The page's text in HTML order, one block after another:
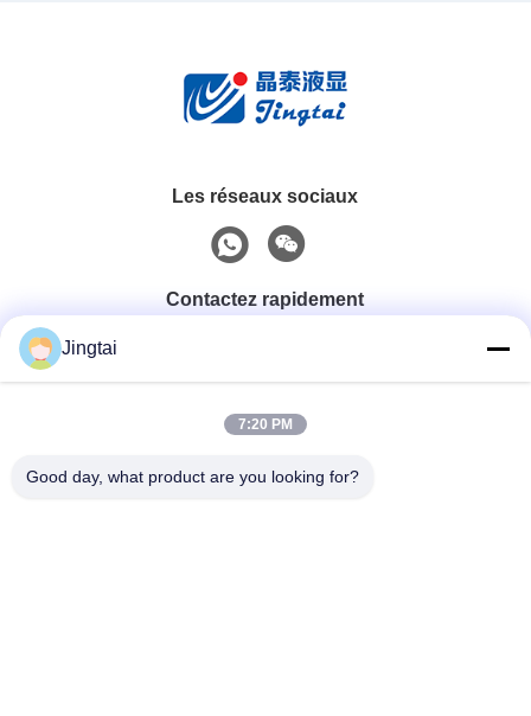
Les réseaux sociaux
Contactez rapidement
0086-755-27491128
E-Mail
Jingtai
7:20 PM
Good day, what product are you looking for?